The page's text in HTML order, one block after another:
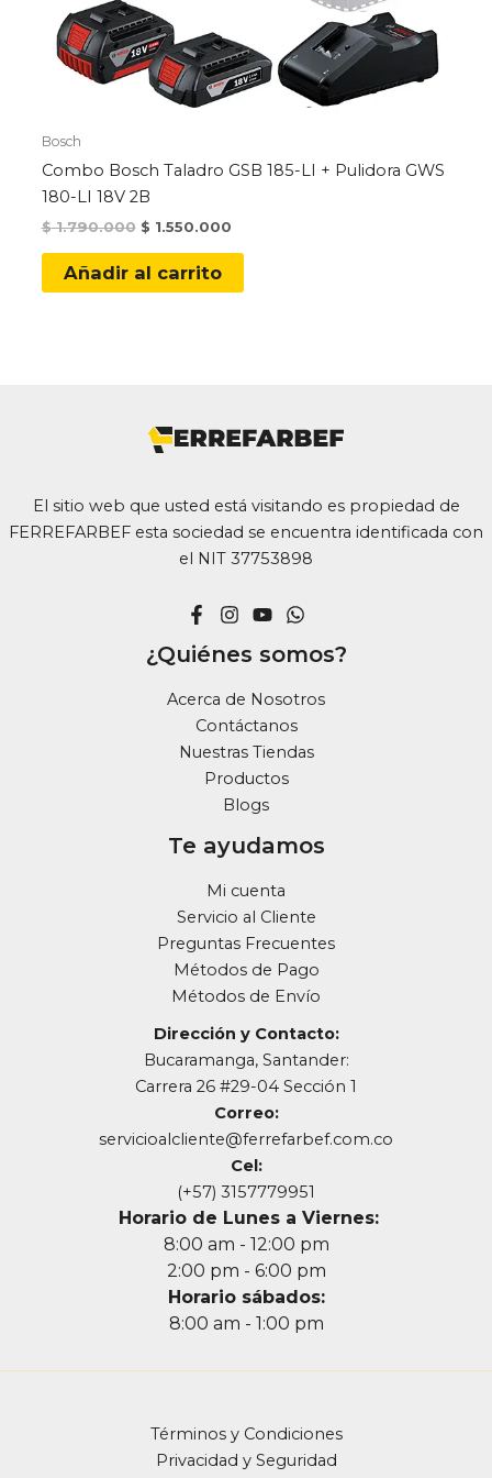
Bosch
Combo Bosch Taladro GSB 185-LI + Pulidora GWS
180-LI 18V 2B
$1.790.000 Original
was:
$ 1.790.000.
$ 1.550.000Current
Añadir al carrito
El sitio web que usted está visitando es propiedad de
FERREFARBEF esta sociedad se encuentra identificada con
el NIT 37753898
¿Quiénes somos?
Acerca de Nosotros
Contáctanos
Nuestras Tiendas
Productos
Blogs
Te ayudamos
Mi cuenta
Servicio al Cliente
Preguntas Frecuentes
Métodos de Pago
Métodos de Envío
Dirección y Contacto:
Bucaramanga, Santander:
Carrera 26 #29-04 Sección 1
Correo:
servicioalcliente@ferrefarbef.com.co
Cel:
(+57) 3157779951
Horario de Lunes a Viernes:
8:00 am - 12:00 pm
2:00 pm - 6:00 pm
Horario sábados:
8:00 am - 1:00 pm
Términos y Condiciones
Privacidad y Seguridad